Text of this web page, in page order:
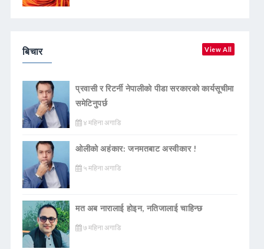
बिचार View All
प्रवासी र रिटर्नी नेपालीको पीडा सरकारको कार्यसूचीमा
समेटिनुपर्छ
४ महिना अगाडि
ओलीको अहंकार: जनमतबाट अस्वीकार !
५ महिना अगाडि
मत अब नारालाई होइन, नतिजालाई चाहिन्छ
७ महिना अगाडि